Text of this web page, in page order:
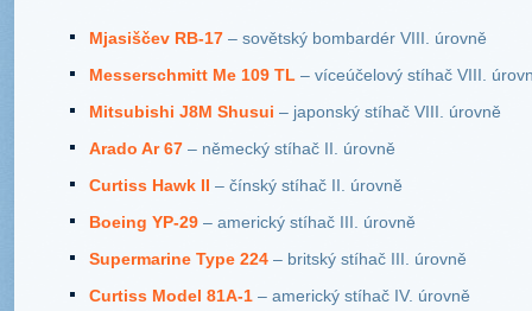
Mjasiščev RB-17 – sovětský bombardér VIII. úrovně
Messerschmitt Me 109 TL – víceúčelový stíhač VIII.
Mitsubishi J8M Shusui – japonský stíhač VIII. úrovně
Arado Ar 67 – německý stíhač II. úrovně
Curtiss Hawk II – čínský stíhač II. úrovně
Boeing YP-29 – americký stíhač III. úrovně
Supermarine Type 224 – britský stíhač III. úrovně
Curtiss Model 81A-1 – americký stíhač IV. úrovně